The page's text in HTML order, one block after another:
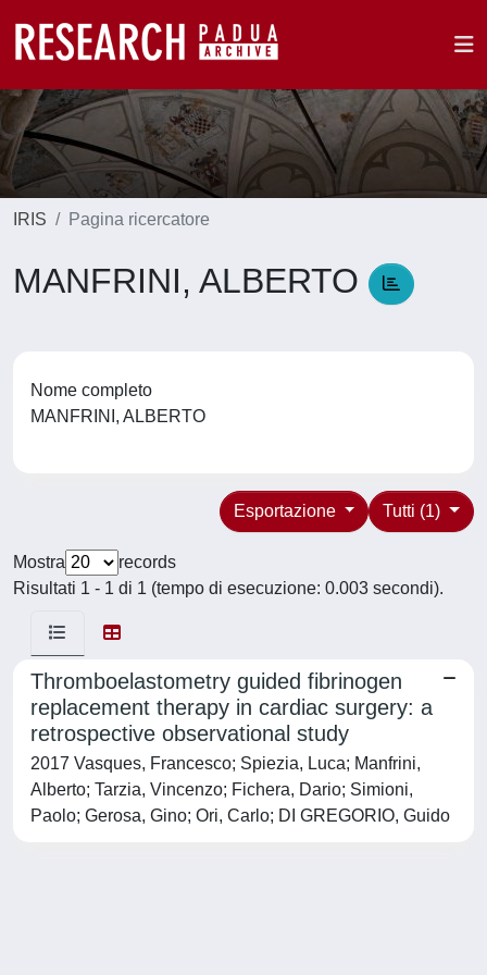
IRIS Pagina ricercatore
MANFRINI, ALBERTO
Nome completo
MANFRINI, ALBERTO
Tutti (1)
Esportazione
Mostra
records
Risultati 1 - 1 di 1 (tempo di esecuzione: 0.003 secondi).
Thromboelastometry guided fibrinogen
replacement therapy in cardiac surgery: a
retrospective observational study
2017 Vasques, Francesco; Spiezia, Luca; Manfrini,
Alberto; Tarzia, Vincenzo; Fichera, Dario; Simioni,
Paolo; Gerosa, Gino; Ori, Carlo; DI GREGORIO, Guido